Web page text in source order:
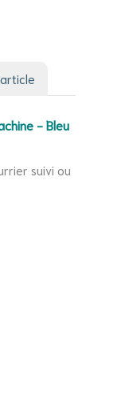
- Bleu
suivi ou